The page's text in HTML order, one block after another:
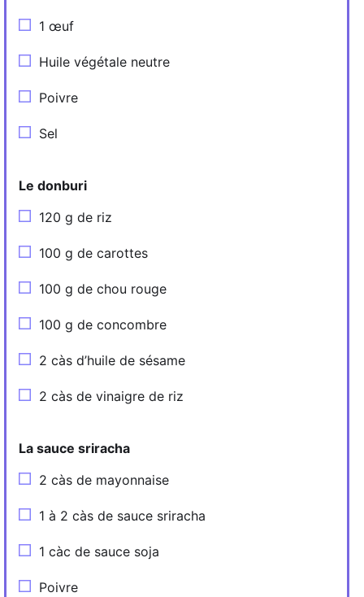
1 œuf
Huile végétale neutre
Poivre
Sel
Le donburi
120 g de riz
100 g de carottes
100 g de chou rouge
100 g de concombre
2 càs d’huile de sésame
2 càs de vinaigre de riz
La sauce sriracha
2 càs de mayonnaise
1 à 2 càs de sauce sriracha
1 càc de sauce soja
Poivre